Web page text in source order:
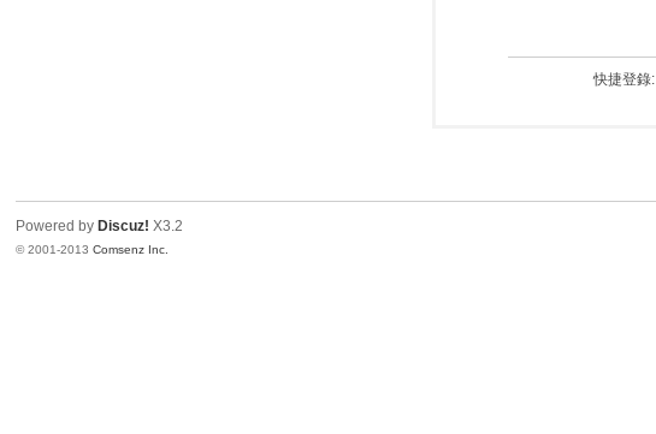
快捷登錄:
Powered by Discuz! X3.2
© 2001-2013Comsenz Inc.